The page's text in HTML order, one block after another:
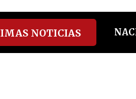
spotify
NOTICIAS